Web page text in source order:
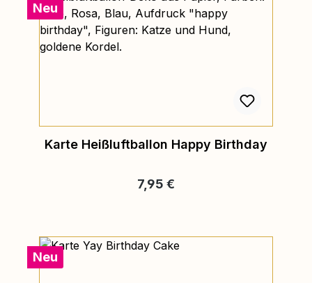
Neu
Karte Heißluftballon Happy Birthday
Regulärer Preis:
7,95 €
Neu